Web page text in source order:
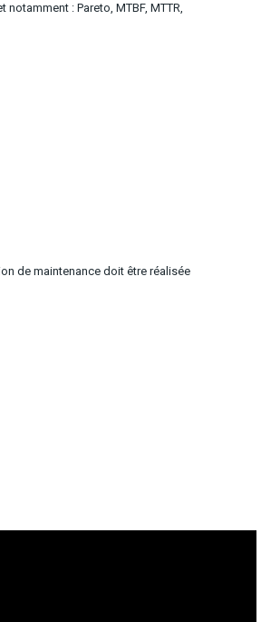
notamment : Pareto, MTBF, MTTR,
de maintenance doit être réalisée